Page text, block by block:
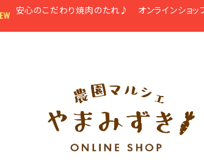
安心のこだわり焼肉のたれ♪ オンラインショッ